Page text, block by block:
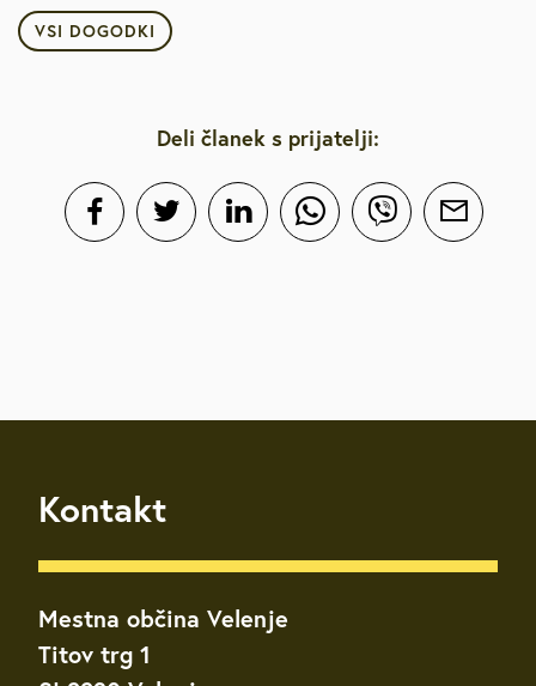
VSI DOGODKI
Deli članek s prijatelji:
Kontakt
Mestna občina Velenje
Titov trg 1